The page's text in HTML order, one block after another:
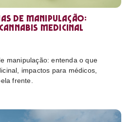
de manipulação:
medicinal
manipulação: entenda o que
impactos para médicos,
frente.